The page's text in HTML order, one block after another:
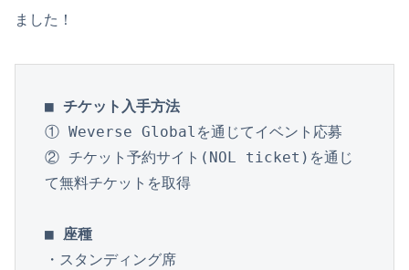
ました！
■ チケット入手方法
① Weverse Globalを通じてイベント応募
② チケット予約サイト(NOL ticket)を通じ
て無料チケットを取得
■ 座種
・スタンディング席